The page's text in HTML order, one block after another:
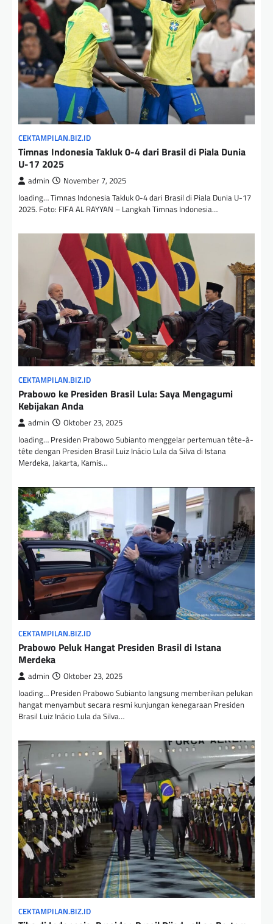
CEKTAMPILAN.BIZ.ID
Timnas Indonesia Takluk 0-4 dari Brasil di Piala Dunia
U-17 2025
admin November 7, 2025
loading… Timnas Indonesia Takluk 0-4 dari Brasil di Piala Dunia U-17
2025. Foto: FIFA AL RAYYAN – Langkah Timnas Indonesia…
CEKTAMPILAN.BIZ.ID
Prabowo ke Presiden Brasil Lula: Saya Mengagumi
Kebijakan Anda
admin Oktober 23, 2025
loading… Presiden Prabowo Subianto menggelar pertemuan tête-à-
tête dengan Presiden Brasil Luiz Inácio Lula da Silva di Istana
Merdeka, Jakarta, Kamis…
CEKTAMPILAN.BIZ.ID
Prabowo Peluk Hangat Presiden Brasil di Istana
Merdeka
admin Oktober 23, 2025
loading… Presiden Prabowo Subianto langsung memberikan pelukan
hangat menyambut secara resmi kunjungan kenegaraan Presiden
Brasil Luiz Inácio Lula da Silva…
CEKTAMPILAN.BIZ.ID